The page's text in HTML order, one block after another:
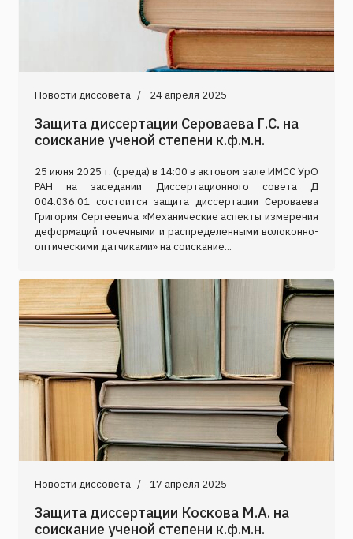
Новости диссовета 24 апреля 2025
Защита диссертации Сероваева Г.С. на
соискание ученой степени к.ф.м.н.
25 июня 2025 г. (среда) в 14:00 в актовом зале ИМСС УрО
РАН на заседании Диссертационного совета Д
004.036.01 состоится защита диссертации Сероваева
Григория Сергеевича «Механические аспекты измерения
деформаций точечными и распределенными волоконно-
оптическими датчиками» на соискание...
Новости диссовета 17 апреля 2025
Защита диссертации Коскова М.А. на
соискание ученой степени к.ф.м.н.